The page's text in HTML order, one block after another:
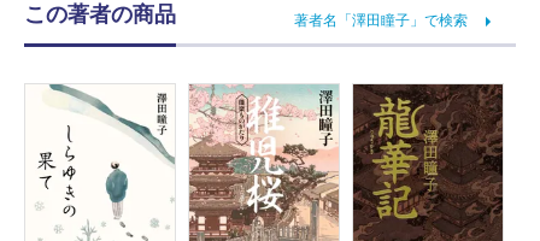
この著者の商品 著者名「澤田瞳子」で検索